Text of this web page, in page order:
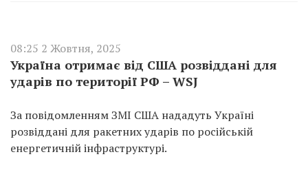
08:25 2 Жовтня, 2025
Україна отримає від США розвіддані для
ударів по території РФ – WSJ
За повідомленням ЗМІ США нададуть Україні
розвіддані для ракетних ударів по російській
енергетичній інфраструктурі.